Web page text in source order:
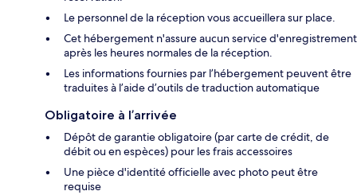
Le personnel de la réception vous accueillera sur place.
Cet hébergement n'assure aucun service d'enregistrement
après les heures normales de la réception.
Les informations fournies par l’hébergement peuvent être
traduites à l’aide d’outils de traduction automatique
Obligatoire à l’arrivée
Dépôt de garantie obligatoire (par carte de crédit, de
débit ou en espèces) pour les frais accessoires
Une pièce d'identité officielle avec photo peut être
requise